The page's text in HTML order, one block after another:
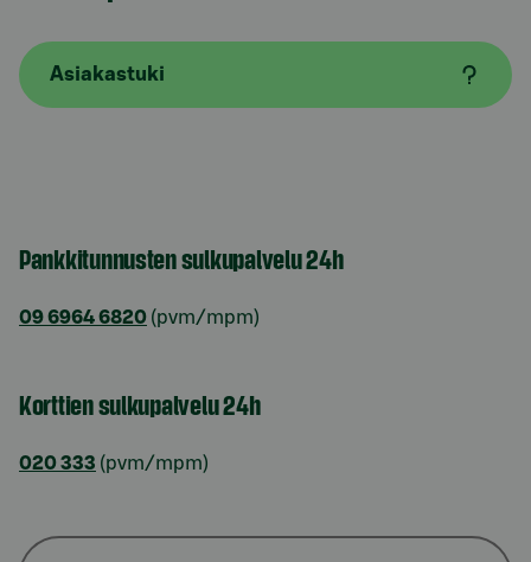
Asiakastuki
Pankkitunnusten sulkupalvelu 24h
09 6964 6820 (pvm/mpm)
Korttien sulkupalvelu 24h
020 333 (pvm/mpm)